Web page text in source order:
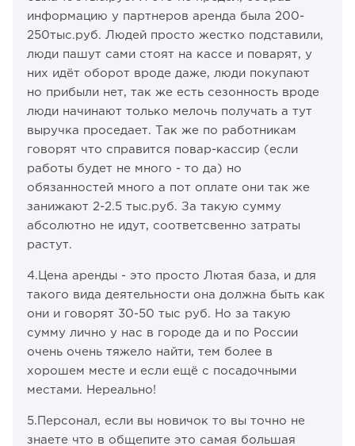
информацию у партнеров аренда была 200-
250тыс.руб. Людей просто жестко подставили,
люди пашут сами стоят на кассе и поварят, у
них идёт оборот вроде даже, люди покупают
но прибыли нет, так же есть сезонность вроде
люди начинают только мелочь получать а тут
выручка проседает. Так же по работникам
говорят что справится повар-кассир (если
работы будет не много - то да) но
обязанностей много а пот оплате они так же
занижают 2-2.5 тыс.руб. За такую сумму
абсолютно не идут, соответсвенно затраты
растут.
4.Цена аренды - это просто Лютая база, и для
такого вида деятельности она должна быть как
они и говорят 30-50 тыс руб. Но за такую
сумму лично у нас в городе да и по России
очень очень тяжело найти, тем более в
хорошем месте и если ещё с посадочными
местами. Нереально!
5.Персонал, если вы новичок то вы точно не
знаете что в общепите это самая большая